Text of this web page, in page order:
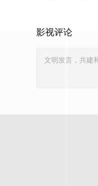
影视评论